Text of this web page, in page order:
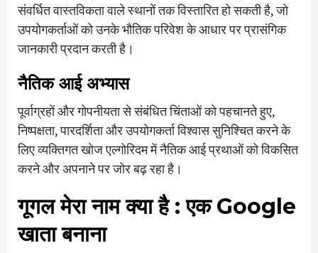
संवर्धित वास्तविकता वाले स्थानों तक विस्तारित हो सकती है, जो
उपयोगकर्ताओं को उनके भौतिक परिवेश के आधार पर प्रासंगिक
जानकारी प्रदान करती है।
नैतिक आई अभ्यास
पूर्वाग्रहों और गोपनीयता से संबंधित चिंताओं को पहचानते हुए,
निष्पक्षता, पारदर्शिता और उपयोगकर्ता विश्वास सुनिश्चित करने के
लिए व्यक्तिगत खोज एल्गोरिदम में नैतिक आई प्रथाओं को विकसित
करने और अपनाने पर जोर बढ़ रहा है।
गूगल मेरा नाम क्या है : एक Google
खाता बनाना